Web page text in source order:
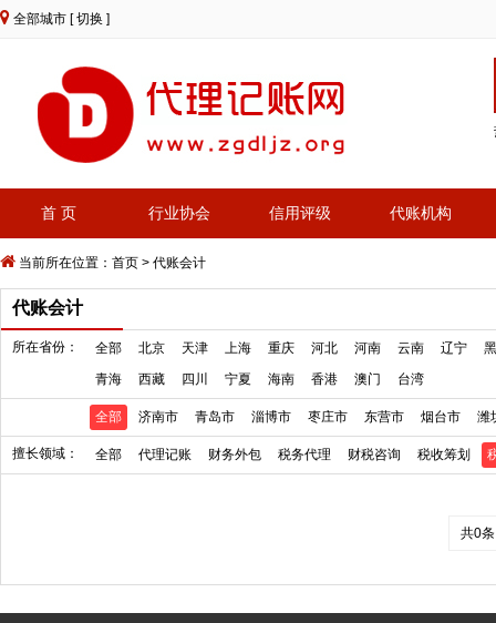
全部城市 [ 切换 ]
首 页 行业协会 信用评级 代账机构
当前所在位置： 首页 > 代账会计
代账会计
所在省份： 全部 北京 天津 上海 重庆 河北 河南 云南 辽宁
青海
西藏 四川 宁夏 海南 香港 澳门 台湾
全部 济南市 青岛市 淄博市 枣庄市 东营市 烟台市 潍
擅长领域： 全部 代理记账 财务外包 税务代理 财税咨询 税收筹划
共0条